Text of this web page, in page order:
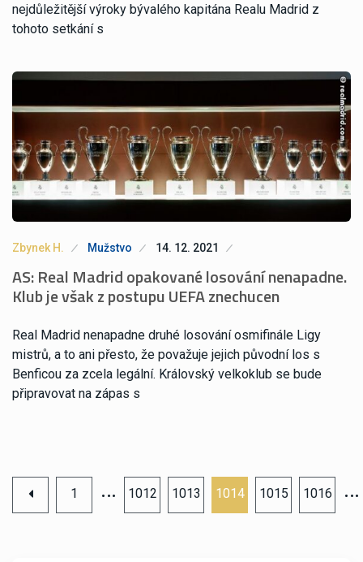
nejdůležitější výroky bývalého kapitána Realu Madrid z
tohoto setkání s
Zbynek H. Mužstvo 14. 12. 2021
AS: Real Madrid opakované losování nenapadne.
Klub je však z postupu UEFA znechucen
Real Madrid nenapadne druhé losování osmifinále Ligy
mistrů, a to ani přesto, že považuje jejich původní los s
Benficou za zcela legální. Královský velkoklub se bude
připravovat na zápas s
1 … 1012 1013 1014 1015 1016 …